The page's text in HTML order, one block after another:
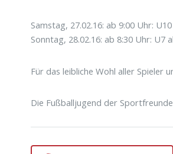
Samstag, 27.02.16: ab 9:00 Uhr:
Sonntag, 28.02.16: ab 8:30
Für das leibliche Wohl aller Spieler
Die Fußballjugend der